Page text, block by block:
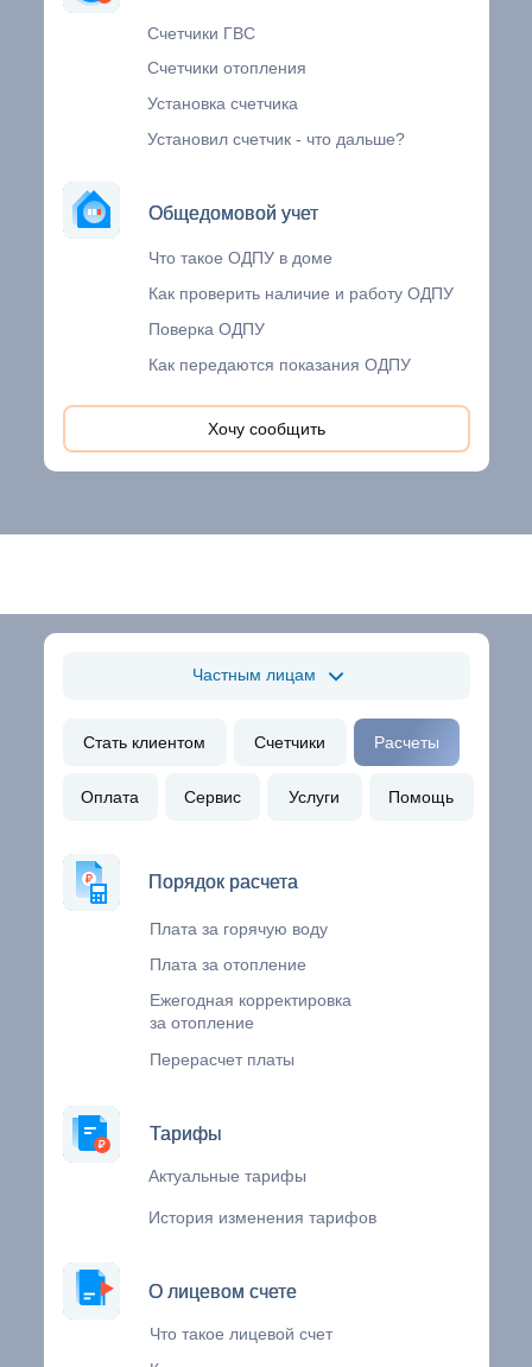
Общедомовой учет
Общедомовой учет
Как проверить наличие и работу ОДПУ
Как передаются показания ОДПУ
Поверка ОДПУ
Что такое ОДПУ в доме
Счетчики отопления
Установка счетчика
Установил счетчик - что дальше?
Счетчики ГВС
Хочу сообщить
История изменения тарифов
Актуальные тарифы
Плата за отопление
Перерасчет платы
Ежегодная корректировка
за отопление
Плата за горячую воду
Тарифы
Тарифы
Что такое лицевой счет
О лицевом счете
О лицевом счете
Порядок расчета
Порядок расчета
Услуги
Сервис
Оплата Помощь
Расчеты
Счетчики
Стать клиентом
Частным лицам